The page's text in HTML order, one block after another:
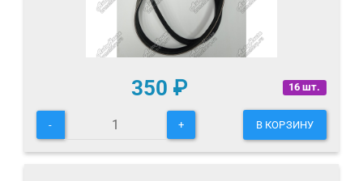
16 шт.
350 ₽
- + В КОРЗИНУ